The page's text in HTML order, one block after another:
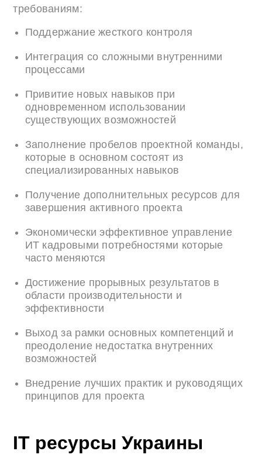
требованиям:
Поддержание жесткого контроля
Интеграция со сложными внутренними
процессами
Привитие новых навыков при
одновременном использовании
существующих возможностей
Заполнение пробелов проектной команды,
которые в основном состоят из
специализированных навыков
Получение дополнительных ресурсов для
завершения активного проекта
Экономически эффективное управление
ИТ кадровыми потребностями которые
часто меняются
Достижение прорывных результатов в
области производительности и
эффективности
Выход за рамки основных компетенций и
преодоление недостатка внутренних
возможностей
Внедрение лучших практик и руководящих
принципов для проекта
IT ресурсы Украины